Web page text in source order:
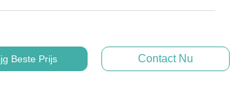
Beste Prijs Contact Nu